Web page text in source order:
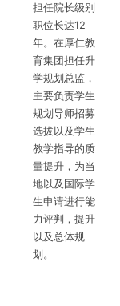
担任院长级别
职位长达12
年。在厚仁教
育集团担任升
学规划总监，
主要负责学生
规划导师招募
选拔以及学生
教学指导的质
量提升，为当
地以及国际学
生申请进行能
力评判，提升
以及总体规
划。